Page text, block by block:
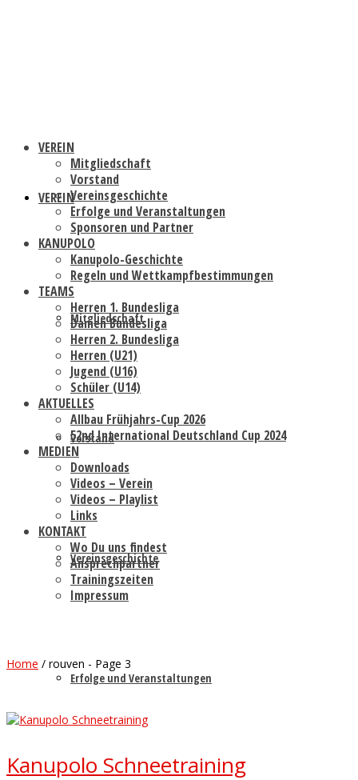
VEREIN
Mitgliedschaft
Vorstand
Vereinsgeschichte
Erfolge und Veranstaltungen
VEREIN
Mitgliedschaft
Vorstand
Vereinsgeschichte
Erfolge und Veranstaltungen
Sponsoren und Partner
KANUPOLO
Kanupolo-Geschichte
Regeln und Wettkampfbestimmungen
TEAMS
Herren 1. Bundesliga
Damen Bundesliga
Herren 2. Bundesliga
Herren (U21)
Jugend (U16)
Schüler (U14)
AKTUELLES
Allbau Frühjahrs-Cup 2026
52nd International Deutschland Cup 2024
MEDIEN
Downloads
Videos – Verein
Videos – Playlist
Links
KONTAKT
Wo Du uns findest
Ansprechpartner
Trainingszeiten
Impressum
Home / rouven - Page 3
Kanupolo Schneetraining